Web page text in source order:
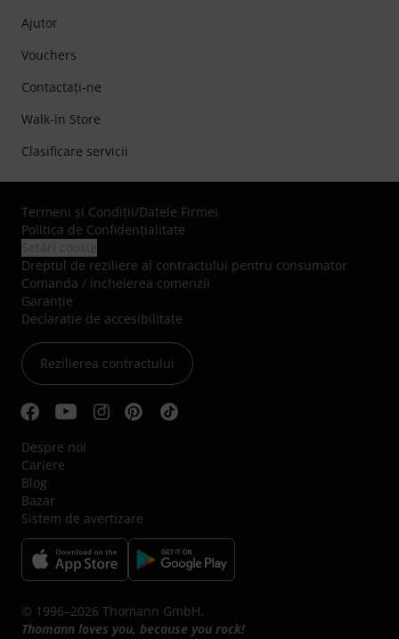
Ajutor
Vouchers
Contactaţi-ne
Walk-in Store
Clasificare servicii
Termeni şi Condiţii/Datele Firmei
Politica de Confidenţialitate
Dreptul de reziliere al contractului pentru consumator
Comanda / incheierea comenzii
Garanție
Declarație de accesibilitate
Rezilierea contractului
Despre noi
Cariere
Blog
Bazar
Sistem de avertizare
© 1996–2026 Thomann GmbH.
Thomann loves you, because you rock!